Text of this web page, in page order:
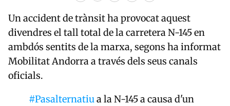
Un accident de trànsit ha provocat aquest
divendres el tall total de la carretera N-145 en
ambdós sentits de la marxa, segons ha informat
Mobilitat Andorra a través dels seus canals
oficials.
#Pasalternatiua la N-145 a causa d'un